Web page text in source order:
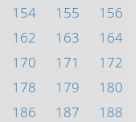
154 155
156
162 163
164
170 171
172
178 179
180
186 187
188